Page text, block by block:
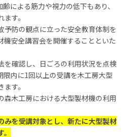
による筋力や視力の低下もあり、
す。
予防の観点に立った安全教育体制を
安全講習会を開催することといた
を確認し、日ごろの利用状況を点検
限内に1回以上の受講を木工房大型
す。
森木工房における大型製材機の利用
みを受講対象とし、新たに大型製材